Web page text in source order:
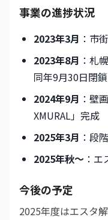
事業の進捗状況
2023年3月 ：市
2023年8月 ：札
同年9月30日閉鎖
2024年9月 ：壁
XMURAL」完成
2025年3月 ：段
2025年秋〜 ：
今後の予定
2025年度はエスタ